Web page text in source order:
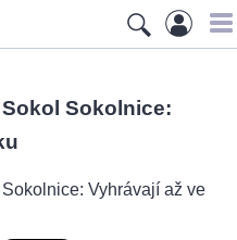
Sokolnice: